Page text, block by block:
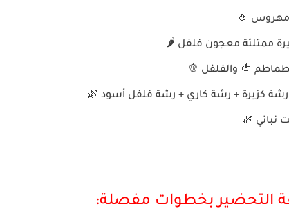
🍅 والفلفل 🫑
كزبرة + رشة كاري + رشة فلفل أسود 🌿
نباتي 🌿
التحضير بخطوات مفصلة: